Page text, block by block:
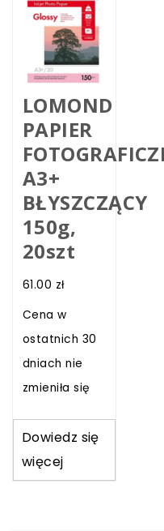
LOMOND
PAPIER
A3+
BŁYSZCZĄCY
150g,
20szt
61.00 zł
Cena w
ostatnich 30
dniach nie
zmieniła się
Dowiedz się
więcej